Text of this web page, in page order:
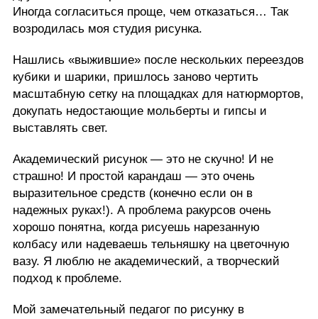
Иногда согласиться проще, чем отказаться… Так
возродилась моя студия рисунка.
Нашлись «выжившие» после нескольких переездов
кубики и шарики, пришлось заново чертить
масштабную сетку на площадках для натюрмортов,
докупать недостающие мольберты и гипсы и
выставлять свет.
Академический рисунок — это не скучно! И не
страшно! И простой карандаш — это очень
выразительное средств (конечно если он в
надежных руках!). А проблема ракурсов очень
хорошо понятна, когда рисуешь нарезанную
колбасу или надеваешь тельняшку на цветочную
вазу. Я люблю не академический, а творческий
подход к проблеме.
Мой замечательный педагог по рисунку в